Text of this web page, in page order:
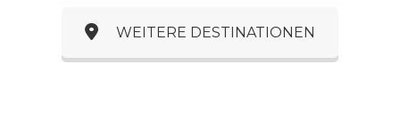
WEITERE DESTINATIONEN